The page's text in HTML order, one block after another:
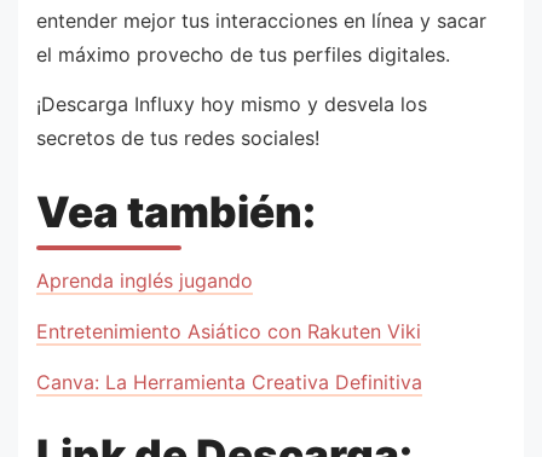
entender mejor tus interacciones en línea y sacar
el máximo provecho de tus perfiles digitales.
¡Descarga Influxy hoy mismo y desvela los
secretos de tus redes sociales!
Vea también:
Aprenda inglés jugando
Entretenimiento Asiático con Rakuten Viki
Canva: La Herramienta Creativa Definitiva